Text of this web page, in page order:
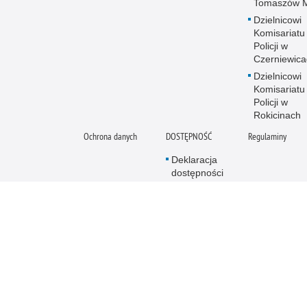
Tomaszów
Dzielnicowi
Komisariatu
Policji w
Dzielnicowi
Komisariatu
Policji w
Rokicinach
Ochrona danych DOSTĘPNOŚĆ
Deklaracja
dostępności
Regulaminy